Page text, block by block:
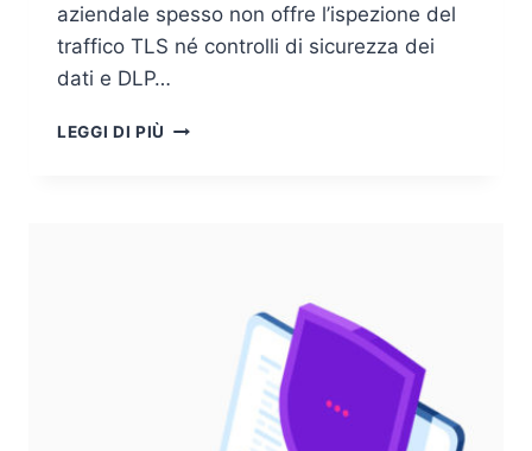
aziendale spesso non offre l’ispezione del
traffico TLS né controlli di sicurezza dei
dati e DLP…
LEGGI DI PIÙ BROWSER